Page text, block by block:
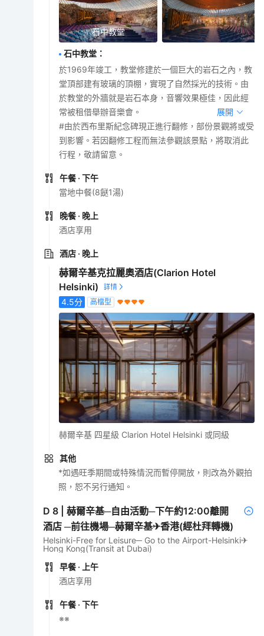
石中教堂
石中教堂 ：
於1969年竣工，教堂修建於一個巨大的岩石之內，教
堂頂部建有玻璃的頂棚，實現了自然採光的技術。由
於教堂的外牆就是岩石本身，音響效果極佳，因此經
常被租借舉辦音樂會。
展開
#由於西布里斯紀念碑現正進行翻修，部份景觀將或受
到影響。若因翻修工程而無法參觀該景點，將取消此
行程，敬請留意。
午餐 · 下午
當地中餐(8餸1湯)
晚餐 · 晚上
酒店享用
酒店 · 晚上
赫爾辛基克拉麗奧酒店(Clarion Hotel
Helsinki)
4.5分 高檔型
赫爾辛基 四星級 Clarion Hotel Helsinki 或同級
其他
*如遇旺季期間或特殊情況而暫停開放，則改為外觀拍
照，恕不另行通知。
D 8 |赫爾辛基─自由活動─下午約12:00離開
酒店 ─前往機場─赫爾辛基✈香港(經杜拜轉機)
Helsinki-Free for Leisure─ Go to the Airport-Helsinki✈
Hong Kong(Transit at Dubai)
早餐 · 上午
酒店享用
午餐 · 下午
※※